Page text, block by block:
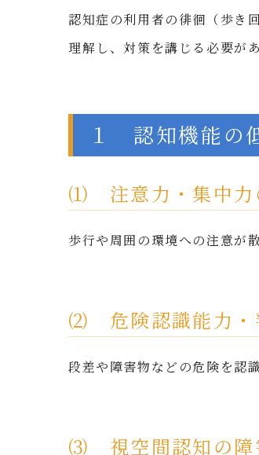
認知症の利用者の徘徊（歩き
理解し、対策を講じる必要があ
１ 認知機能の
⑴ 注意力・集中力
歩行や周囲の環境への注意が
⑵ 危険認識能力・
段差や障害物などの危険を認
⑶ 視空間認知の障